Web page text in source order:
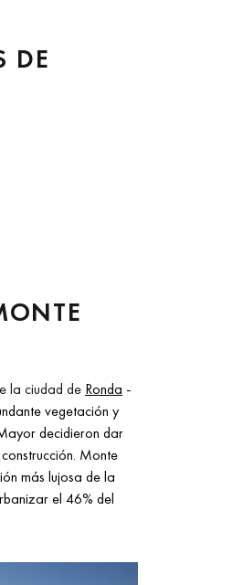
DE
la ciudad de Ronda -
vegetación y
decidieron dar
Monte
más lujosa de la
el 46% del